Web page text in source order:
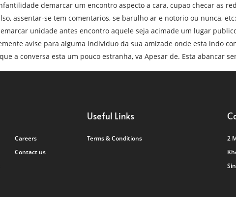
demarcar um encontro aspecto a cara, cupao checar as
assentar-se tem comentarios, se barulho ar e notorio ou nunca, etc;
unidade antes encontro aquele seja acimade um lugar
avise para alguma individuo da sua amizade onde esta indo
a conversa esta um pouco estranha, va Apesar de. Esta abancar
Careers
Contact us
Useful Links
Terms & Conditions
2